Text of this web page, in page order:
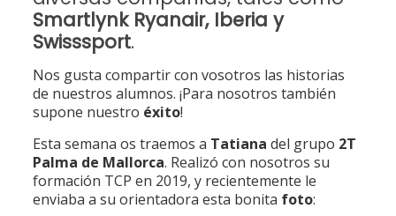
Smartlynk Ryanair, Iberia y
Swisssport.
Nos gusta compartir con vosotros las historias
de nuestros alumnos. ¡Para nosotros también
supone nuestro éxito!
Esta semana os traemos a Tatiana del grupo 2T
Palma de Mallorca. Realizó con nosotros su
formación TCP en 2019, y recientemente le
enviaba a su orientadora esta bonita foto: